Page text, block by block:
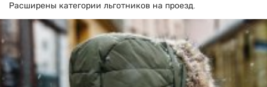
Расширены категории льготников на проезд.